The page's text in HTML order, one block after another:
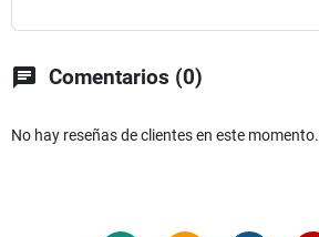
chat Comentarios (0)
No hay reseñas de clientes en este momento.